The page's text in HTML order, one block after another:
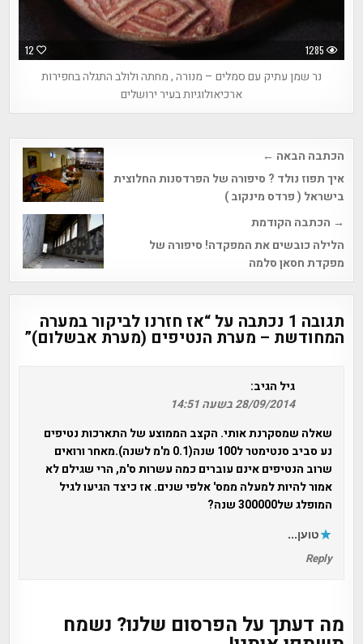
12 1285
נר שמן עתיק עם סמלים – מנורה , מחתה ולולב התגלה בחפירות
ארכיאולוגיות בעיר ירושלים
Post
navigation
הכתבה הבאה ←
איך תפוז נולד ? סיפורה של הפרדסנות החלוצית
בישראל ( פרדס מינקוב )
→ הכתבה הקודמת
הלילה כובשים את המפקדה! סיפורה של
מפקדת חסאן סלמה
תגובה 1 נכתבה על “ אז חזרנו לביקור במערה
המחודשת – מערת הנטיפים (מערת אבשלום)”
גיל הגיב:
28/09/2014 בשעה 14:51
שאלה שמסקרנת אותי. הקצב הממוצע של התארכות נטיפים
נע סביב סנטימטר ל100 שנה(0.1 מ'מ לשנה).מאחר ורואים
שרוב הנטיפים אינם עוברים כמה עשרות ס'מ, הרי שגילם לא
אמור להיות למעלה ממס' אלפי שנים. אז כיצד הגיעו לגיל
המופלג של300000 שנה?
טוען...
Reply
מה דעתך על הפרסום שלנו? נשמח